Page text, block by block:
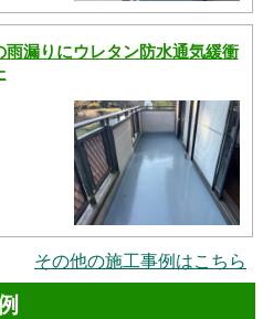
漏りにウレタン防水通気緩衝
その他の施工事例はこちら